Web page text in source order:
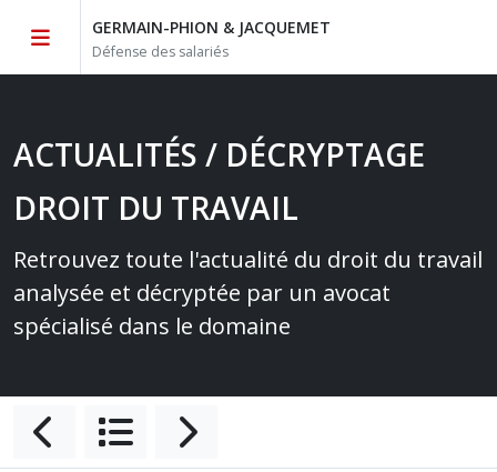
GERMAIN-PHION & JACQUEMET
Défense des salariés
ACTUALITÉS / DÉCRYPTAGE
DROIT DU TRAVAIL
Retrouvez toute l'actualité du droit du travail
analysée et décryptée par un avocat
spécialisé dans le domaine